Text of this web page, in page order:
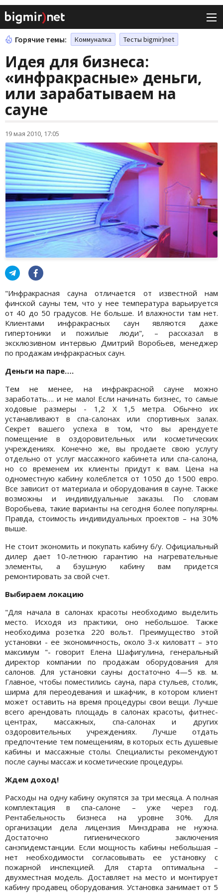
Горячие темы: Коммуналка Тесты bigmir)net
Идея для бизнеса:
«инфракрасные» деньги,
или зарабатываем на
сауне
19 мая 2010, 17:05
"Инфракрасная сауна отличается от известной нам
финской сауны тем, что у нее температура варьируется
от 40 до 50 градусов. Не больше. И влажности там нет.
Клиентами инфракрасных саун являются даже
гипертоники и пожилые люди", – рассказал в
эксклюзивном интервью Дмитрий Воробьев, менеджер
по продажам инфракрасных саун.
Деньги на паре….
Тем не менее, на инфракрасной сауне можно
заработать…. и не мало! Если начинать бизнес, то самые
ходовые размеры - 1,2 Х 1,5 метра. Обычно их
устанавливают в спа-салонах или спортивных залах.
Секрет вашего успеха в том, что вы арендуете
помещение в оздоровительных или косметических
учреждениях. Конечно же, вы продаете свою услугу
отдельно от услуг массажного кабинета или спа-салона,
но со временем их клиенты придут к вам. Цена на
одноместную кабину колеблется от 1050 до 1500 евро.
Все зависит от материала и оборудования в сауне. Также
возможны и индивидуальные заказы. По словам
Воробьева, такие варианты на сегодня более популярны.
Правда, стоимость индивидуальных проектов – на 30%
выше.
Не стоит экономить и покупать кабину б/у. Официальный
дилер дает 10-летнюю гарантию на нагревательные
элементы, а бэушную кабину вам придется
ремонтировать за свой счет.
Выбираем локацию
"Для начала в салонах красоты необходимо выделить
место. Исходя из практики, оно небольшое. Также
необходима розетка 220 вольт. Преимущество этой
установки - ее экономичность, около 3-х киловатт – это
максимум "- говорит Елена Шафигулина, генеральный
директор компании по продажам оборудования для
салонов. Для установки сауны достаточно 4—5 кв. м.
Главное, чтобы поместились сауна, пара стульев, столик,
ширма для переодевания и шкафчик, в котором клиент
может оставить на время процедуры свои вещи. Лучше
всего арендовать площадь в салонах красоты, фитнес-
центрах, массажных, спа-салонах и других
оздоровительных учреждениях. Лучше отдать
предпочтение тем помещениям, в которых есть душевые
кабины и массажные столы. Специалисты рекомендуют
после сауны массаж и косметические процедуры.
Ждем доход!
Расходы на одну кабину окупятся за три месяца. А полная
комплектация в спа-салоне – уже через год.
Рентабельность бизнеса на уровне 30%. Для
организации дела лицензия Минздрава не нужна.
Достаточно гигиенического заключения
санэпидемстанции. Если мощность кабины небольшая –
нет необходимости согласовывать ее установку с
пожарной инспекцией. Для старта оптимальна –
двухместная модель. Доставляет на место и монтирует
кабину продавец оборудования. Установка занимает от 5